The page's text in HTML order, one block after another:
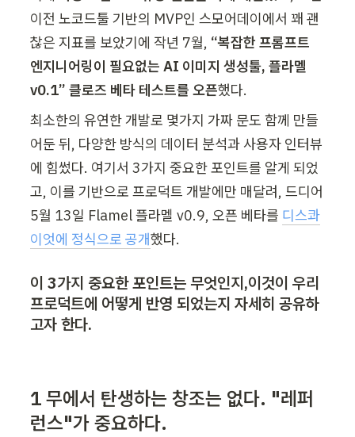
이전 노코드툴 기반의 MVP인 스모어데이에서 꽤 괜
찮은 지표를 보았기에 작년 7월, “복잡한 프롬프트
엔지니어링이 필요없는 AI 이미지 생성툴, 플라멜
v0.1” 클로즈 베타 테스트를 오픈했다.
최소한의 유연한 개발로 몇가지 가짜 문도 함께 만들
어둔 뒤, 다양한 방식의 데이터 분석과 사용자 인터뷰
에 힘썼다. 여기서 3가지 중요한 포인트를 알게 되었
고, 이를 기반으로 프로덕트 개발에만 매달려, 드디어
5월 13일 Flamel 플라멜 v0.9, 오픈 베타를 디스콰
이엇에 정식으로 공개했다.
이 3가지 중요한 포인트는 무엇인지,이것이 우리
프로덕트에 어떻게 반영 되었는지 자세히 공유하
고자 한다.
1 무에서 탄생하는 창조는 없다. "레퍼
런스"가 중요하다.